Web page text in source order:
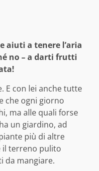
aiuti a tenere l’aria
no – a darti frutti
E con lei anche tutte
che ogni giorno
ma alle quali forse
un giardino, ad
più di altre
il terreno pulito
da mangiare.